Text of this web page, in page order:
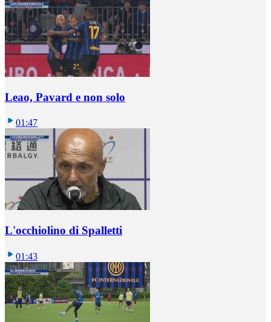
Leao, Pavard e non solo
01:47
L'occhiolino di Spalletti
01:43